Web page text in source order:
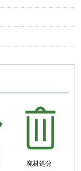
廃材処分